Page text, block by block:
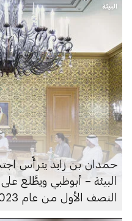
البيئة
حمدان بن زايد يترأَّس
البيئة – أبوظبي ويطَّلع
النصف الأول من عام 2023